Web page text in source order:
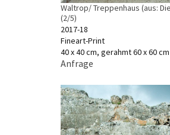
Waltrop/ Treppenhaus (aus:
(2/5)
2017-18
Fineart-Print
40 x 40 cm, gerahmt 60 x 60 cm
Anfrage